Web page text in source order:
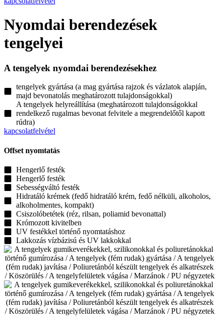
Nyomdai berendezések
tengelyei
A tengelyek nyomdai berendezésekhez
tengelyek gyártása (a mag gyártása rajzok és vázlatok alapján,
majd bevonatolás meghatározott tulajdonságokkal)
A tengelyek helyreállítása (meghatározott tulajdonságokkal
rendelkező rugalmas bevonat felvitele a megrendelőtől kapott
rúdra)
kapcsolatfelvétel
Offset nyomtatás
Hengerlő festék
Hengerlő festék
Sebességváltó festék
Hidratáló krémek (fedő hidratáló krém, fedő nélküli, alkoholos,
alkoholmentes, kompakt)
Csiszolóbetétek (réz, rilsan, poliamid bevonattal)
Krómozott kivitelben
UV festékkel történő nyomtatáshoz
Lakkozás vízbázisú és UV lakkokkal